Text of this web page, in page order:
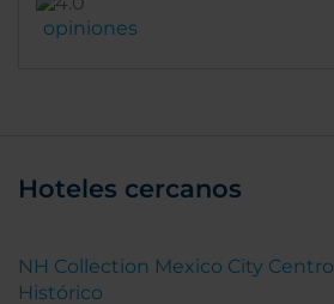
opiniones
Hoteles cercanos
NH Collection Mexico City Centro
Histórico